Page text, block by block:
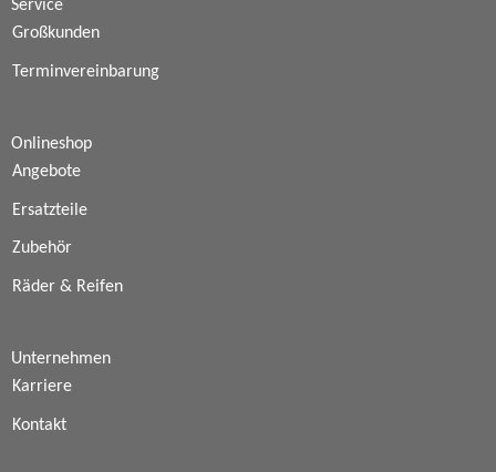
Service
Großkunden
Terminvereinbarung
Onlineshop
Angebote
Ersatzteile
Zubehör
Räder & Reifen
Unternehmen
Karriere
Kontakt